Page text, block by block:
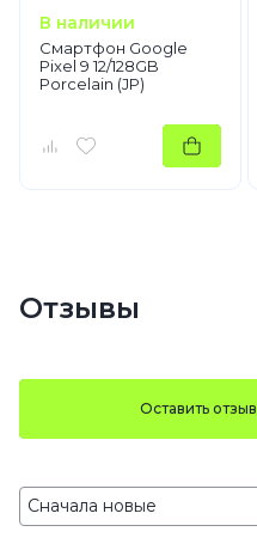
В наличии
Смартфон Google
Pixel 9 12/128GB
Porcelain (JP)
Отзывы
Оставить отзыв